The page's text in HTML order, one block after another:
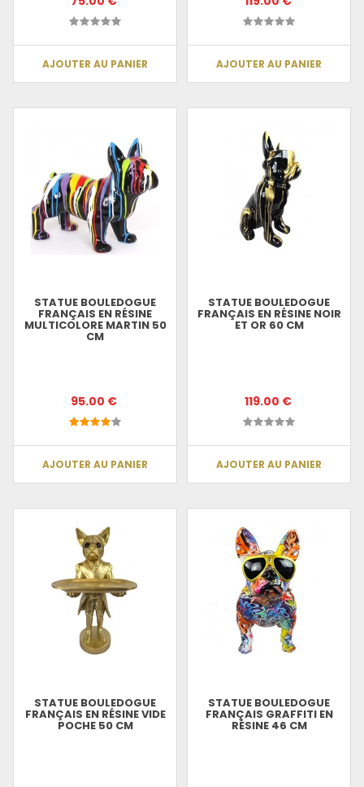
AJOUTER AU PANIER AJOUTER AU PANIER
STATUE BOULEDOGUE
FRANÇAIS EN RÉSINE
MULTICOLORE MARTIN 50
CM
95.00 €
AJOUTER AU PANIER
STATUE BOULEDOGUE
FRANÇAIS EN RÉSINE NOIR
ET OR 60 CM
119.00 €
AJOUTER AU PANIER
STATUE BOULEDOGUE
FRANÇAIS EN RÉSINE VIDE
POCHE 50 CM
STATUE BOULEDOGUE
FRANÇAIS GRAFFITI EN
RÉSINE 46 CM